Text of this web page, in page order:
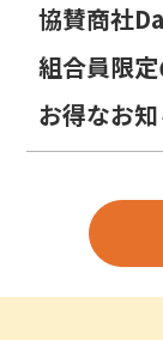
協賛商社
組合員限
お得なお